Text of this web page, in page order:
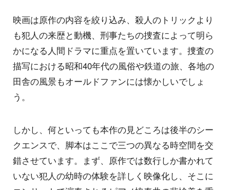
映画は原作の内容を絞り込み、殺人のトリックより
も犯人の来歴と動機、刑事たちの捜査によって明ら
かになる人間ドラマに重点を置いています。捜査の
描写における昭和40年代の風俗や鉄道の旅、各地の
田舎の風景もオールドファンには懐かしいでしょ
う。
しかし、何といっても本作の見どころは後半のシー
クエンスで、脚本はここで三つの異なる時空間を交
錯させています。まず、原作では数行しか書かれて
いない犯人の幼時の体験を詳しく映像化し、そこに